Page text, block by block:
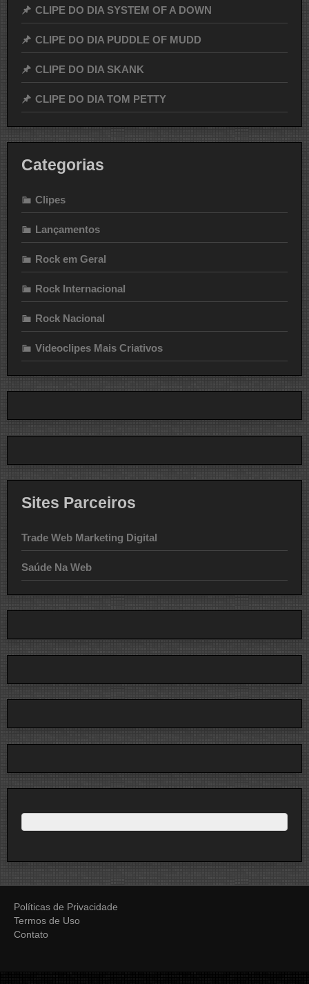
CLIPE DO DIA SYSTEM OF A DOWN
CLIPE DO DIA PUDDLE OF MUDD
CLIPE DO DIA SKANK
CLIPE DO DIA TOM PETTY
Categorias
Clipes
Lançamentos
Rock em Geral
Rock Internacional
Rock Nacional
Videoclipes Mais Criativos
Sites Parceiros
Trade Web Marketing Digital
Saúde Na Web
Políticas de Privacidade
Termos de Uso
Contato